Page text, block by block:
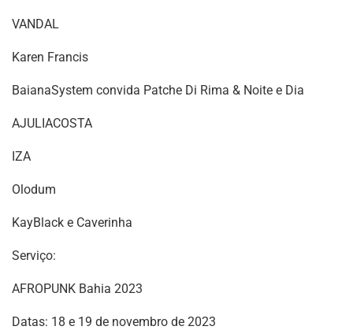
VANDAL
Karen Francis
BaianaSystem convida Patche Di Rima & Noite e Dia
AJULIACOSTA
IZA
Olodum
KayBlack e Caverinha
Serviço:
AFROPUNK Bahia 2023
Datas: 18 e 19 de novembro de 2023